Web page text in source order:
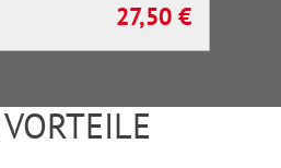
Regulärer Preis:
27,50 €